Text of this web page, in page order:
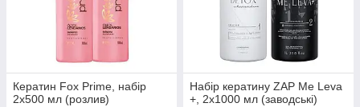
Кератин Fox Prime, набір
2х500 мл (розлив)
Набір кератину ZAP Me Leva
+, 2х1000 мл (заводські)